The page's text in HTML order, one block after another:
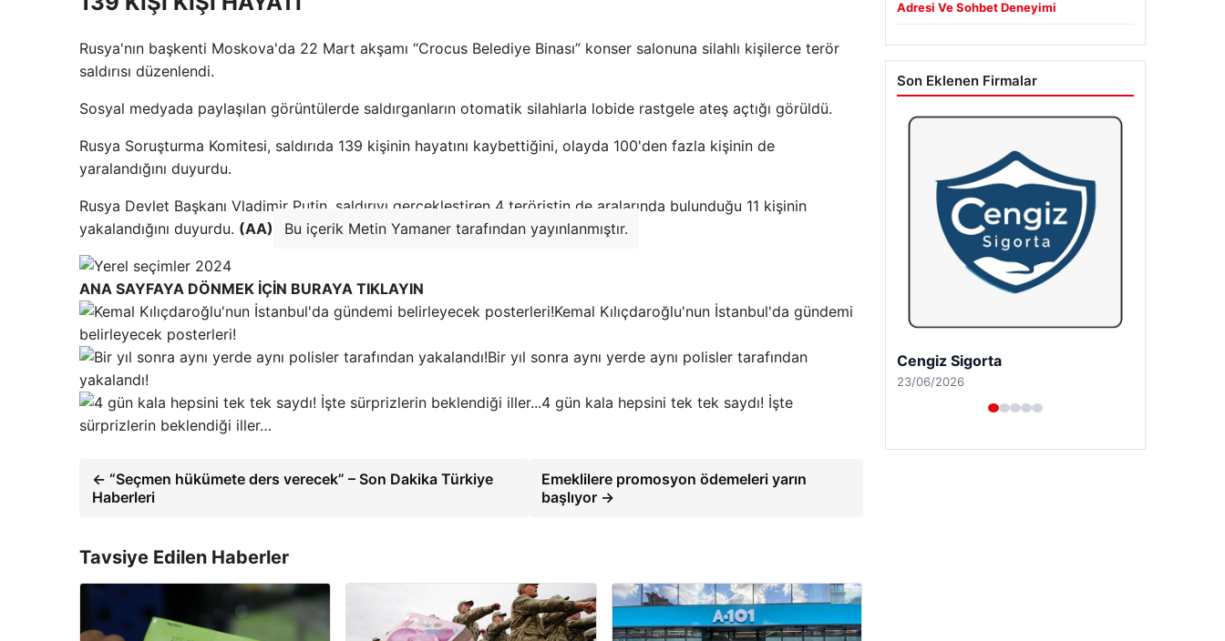
Rusya'nın başkenti Moskova'da 22 Mart akşamı “Crocus Belediye Binası” konser salonuna silahlı kişilerce terör
saldırısı düzenlendi.
Sosyal medyada paylaşılan görüntülerde saldırganların otomatik silahlarla lobide rastgele ateş açtığı görüldü.
Rusya Soruşturma Komitesi, saldırıda 139 kişinin hayatını kaybettiğini, olayda 100'den fazla kişinin de
yaralandığını duyurdu.
Rusya Devlet Başkanı Vladimir Putin, saldırıyı gerçekleştiren 4 teröristin de aralarında bulunduğu 11 kişinin
yakalandığını duyurdu. (AA) Bu içerik Metin Yamaner tarafından yayınlanmıştır.
ANA SAYFAYA DÖNMEK İÇİN BURAYA TIKLAYIN
Kemal Kılıçdaroğlu'nun İstanbul'da gündemi
belirleyecek posterleri!
Bir yıl sonra aynı yerde aynı polisler tarafından
yakalandı!
4 gün kala hepsini tek tek saydı! İşte
sürprizlerin beklendiği iller…
← “Seçmen hükümete ders verecek” – Son Dakika Türkiye
Haberleri
Emeklilere promosyon ödemeleri yarın
başlıyor →
Tavsiye Edilen Haberler
Adresi Ve Sohbet Deneyimi
Son Eklenen Firmalar
Hastaş Beton
26/05/2026